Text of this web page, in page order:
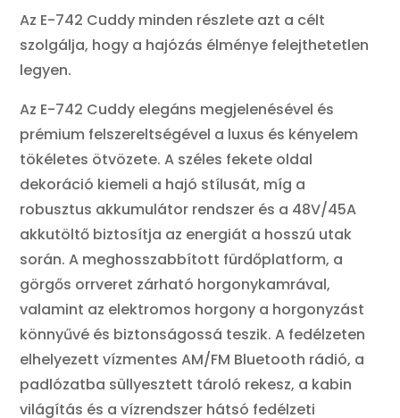
Az E-742 Cuddy minden részlete azt a célt
szolgálja, hogy a hajózás élménye felejthetetlen
legyen.
Az E-742 Cuddy elegáns megjelenésével és
prémium felszereltségével a luxus és kényelem
tökéletes ötvözete. A széles fekete oldal
dekoráció kiemeli a hajó stílusát, míg a
robusztus akkumulátor rendszer és a 48V/45A
akkutöltő biztosítja az energiát a hosszú utak
során. A meghosszabbított fürdőplatform, a
görgős orrveret zárható horgonykamrával,
valamint az elektromos horgony a horgonyzást
könnyűvé és biztonságossá teszik. A fedélzeten
elhelyezett vízmentes AM/FM Bluetooth rádió, a
padlózatba süllyesztett tároló rekesz, a kabin
világítás és a vízrendszer hátsó fedélzeti